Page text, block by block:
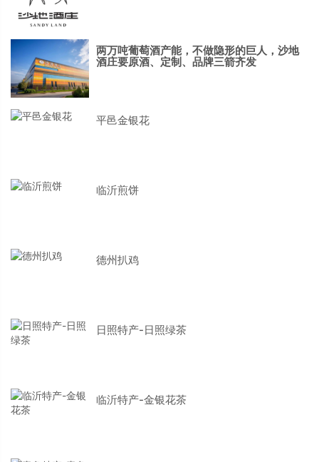
两万吨葡萄酒产能，不做隐形的巨人，沙地
酒庄要原酒、定制、品牌三箭齐发
平邑金银花
临沂煎饼
德州扒鸡
日照特产-日照绿茶
临沂特产-金银花茶